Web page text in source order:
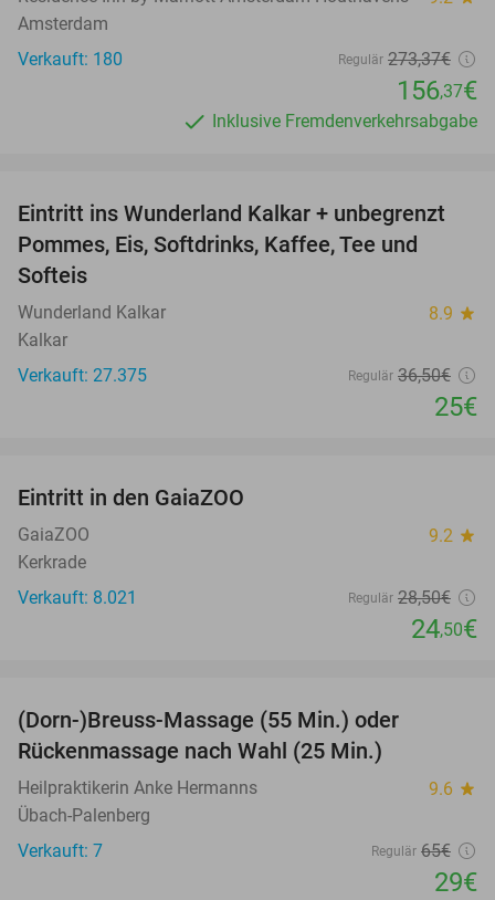
Amsterdam
Verkauft: 180
Regulär 273,37€
156,37€
Inklusive Fremdenverkehrsabgabe
32%
Eintritt ins Wunderland Kalkar + unbegrenzt
Pommes, Eis, Softdrinks, Kaffee, Tee und
Softeis
Wunderland Kalkar 8.9 star
Kalkar
Verkauft: 27.375
Regulär 36,50€
25€
Eintritt in den GaiaZOO
GaiaZOO 9.2 star
Kerkrade
Verkauft: 8.021
Regulär 28,50€
24,50€
(Dorn-)Breuss-Massage (55 Min.) oder
Rückenmassage nach Wahl (25 Min.)
Heilpraktikerin Anke Hermanns 9.6 star
Übach-Palenberg
Verkauft: 7
Regulär 65€
29€